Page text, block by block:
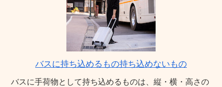
バスに持ち込めるもの持ち込めないもの
バスに手荷物として持ち込めるものは、縦・横・高さの